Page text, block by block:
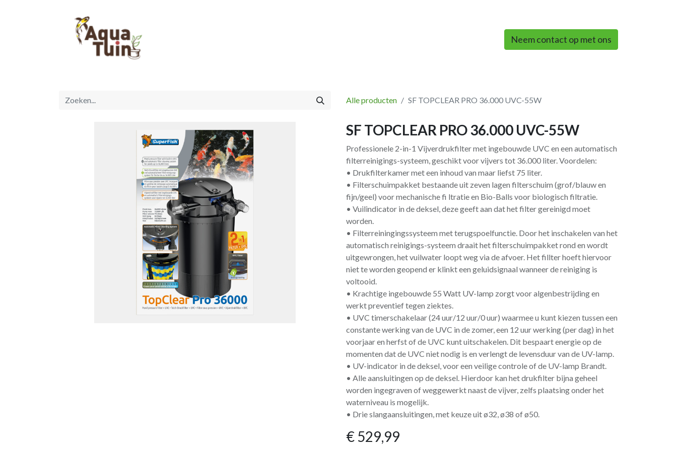
Neem contact op met ons
Alle producten SF TOPCLEAR PRO 36.000 UVC-55W
SF TOPCLEAR PRO 36.000 UVC-55W
Professionele 2-in-1 Vijverdrukfilter met ingebouwde UVC en een automatisch
filterreinigings-systeem, geschikt voor vijvers tot 36.000 liter. Voordelen:
• Drukfilterkamer met een inhoud van maar liefst 75 liter.
• Filterschuimpakket bestaande uit zeven lagen filterschuim (grof/blauw en
fijn/geel) voor mechanische fi ltratie en Bio-Balls voor biologisch filtratie.
• Vuilindicator in de deksel, deze geeft aan dat het filter gereinigd moet
worden.
• Filterreiningingssysteem met terugspoelfunctie. Door het inschakelen van het
automatisch reinigings-systeem draait het filterschuimpakket rond en wordt
uitgewrongen, het vuilwater loopt weg via de afvoer. Het fillter hoeft hiervoor
niet te worden geopend er klinkt een geluidsignaal wanneer de reiniging is
voltooid.
• Krachtige ingebouwde 55 Watt UV-lamp zorgt voor algenbestrijding en
werkt preventief tegen ziektes.
• UVC timerschakelaar (24 uur/12 uur/0 uur) waarmee u kunt kiezen tussen een
constante werking van de UVC in de zomer, een 12 uur werking (per dag) in het
voorjaar en herfst of de UVC kunt uitschakelen. Dit bespaart energie op de
momenten dat de UVC niet nodig is en verlengt de levensduur van de UV-lamp.
• UV-indicator in de deksel, voor een veilige controle of de UV-lamp Brandt.
• Alle aansluitingen op de deksel. Hierdoor kan het drukfilter bijna geheel
worden ingegraven of weggewerkt naast de vijver, zelfs plaatsing onder het
waterniveau is mogelijk.
• Drie slangaansluitingen, met keuze uit ø32, ø38 of ø50.
€ 529,99